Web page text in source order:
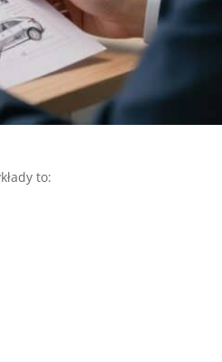
to: